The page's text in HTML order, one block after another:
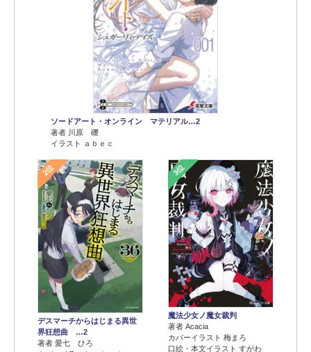
ソードアート・オンライン マテリアル…2
著者 川原 礫
イラスト ａｂｅｃ
2位
デスマーチからはじまる異世
界狂想曲 …2
著者 愛七 ひろ
3位
魔法少女ノ魔女裁判
著者 Acacia
カバーイラスト 梅まろ
口絵・本文イラスト すがわ